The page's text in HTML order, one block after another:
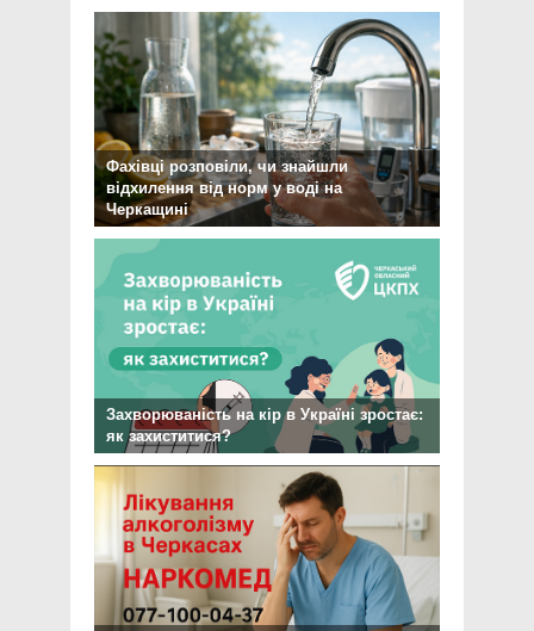
Фахівці розповіли, чи знайшли
відхилення від норм у воді на
Черкащині
Захворюваність на кір в Україні зростає:
як захиститися?